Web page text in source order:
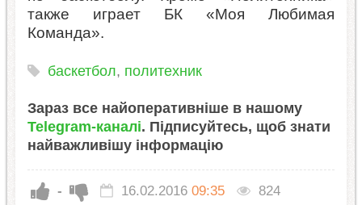
также играет БК «Моя Любимая
Команда».
баскетбол, политехник
Зараз все найоперативніше в нашому
Telegram-каналі. Підписуйтесь, щоб знати
найважливішу інформацію
- 16.02.2016 09:35 824